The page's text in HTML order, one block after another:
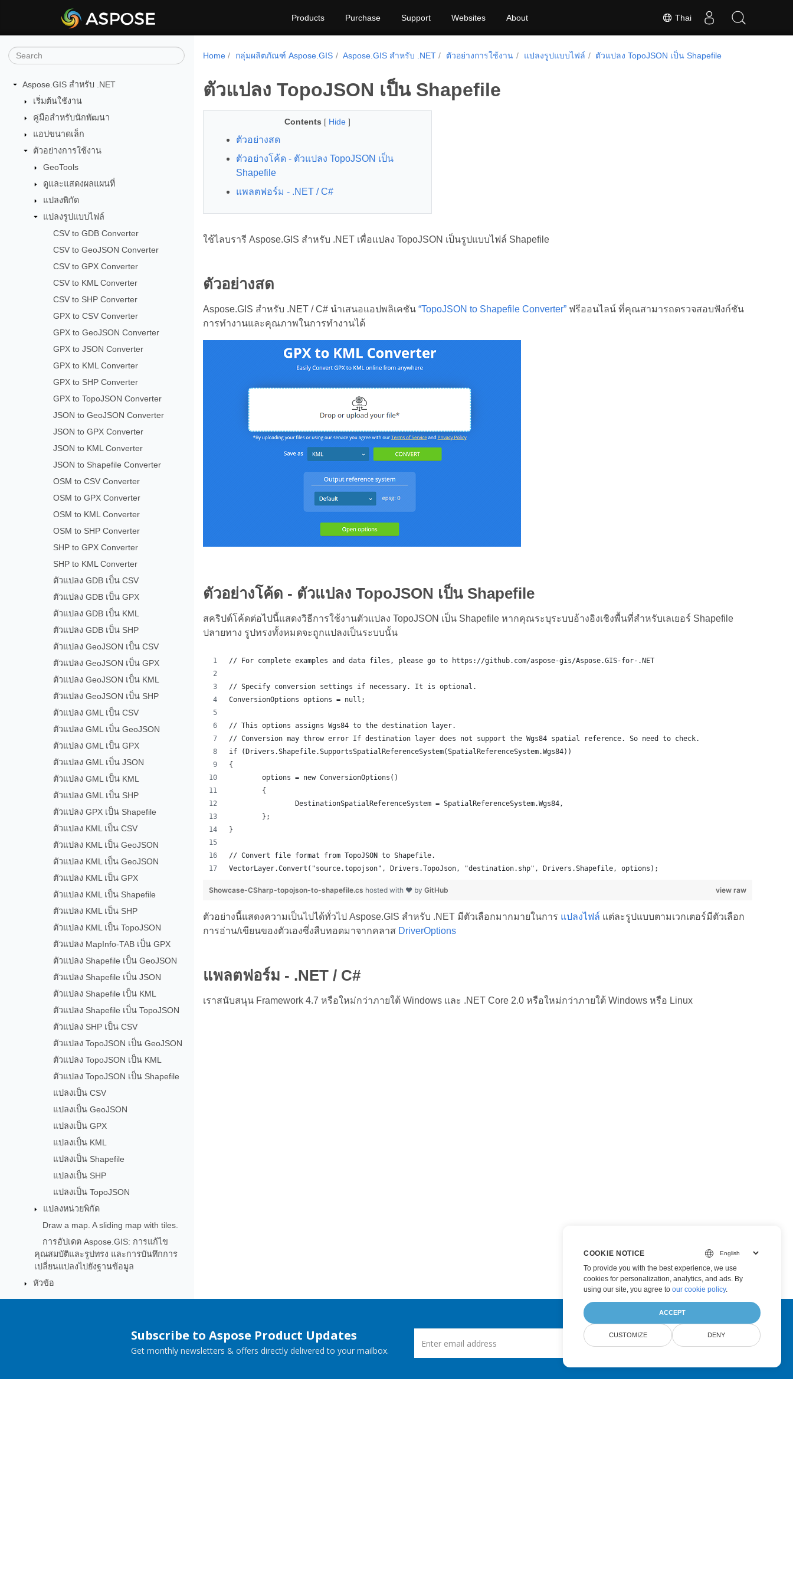
Thai
Products Purchase Support Websites About
Aspose.GIS สำหรับ .NET
เริ่มต้นใช้งาน
คู่มือสำหรับนักพัฒนา
แอปขนาดเล็ก
ตัวอย่างการใช้งาน
GeoTools
ดูและแสดงผลแผนที่
แปลงพิกัด
แปลงรูปแบบไฟล์
CSV to GDB Converter
CSV to GeoJSON Converter
CSV to GPX Converter
CSV to KML Converter
CSV to SHP Converter
GPX to CSV Converter
GPX to GeoJSON Converter
GPX to JSON Converter
GPX to KML Converter
GPX to SHP Converter
GPX to TopoJSON Converter
JSON to GeoJSON Converter
JSON to GPX Converter
JSON to KML Converter
JSON to Shapefile Converter
OSM to CSV Converter
OSM to GPX Converter
OSM to KML Converter
OSM to SHP Converter
SHP to GPX Converter
SHP to KML Converter
ตัวแปลง GDB เป็น CSV
ตัวแปลง GDB เป็น GPX
ตัวแปลง GDB เป็น KML
ตัวแปลง GDB เป็น SHP
ตัวแปลง GeoJSON เป็น CSV
ตัวแปลง GeoJSON เป็น GPX
ตัวแปลง GeoJSON เป็น KML
ตัวแปลง GeoJSON เป็น SHP
ตัวแปลง GML เป็น CSV
ตัวแปลง GML เป็น GeoJSON
ตัวแปลง GML เป็น GPX
ตัวแปลง GML เป็น JSON
ตัวแปลง GML เป็น KML
ตัวแปลง GML เป็น SHP
ตัวแปลง GPX เป็น Shapefile
ตัวแปลง KML เป็น CSV
ตัวแปลง KML เป็น GeoJSON
ตัวแปลง KML เป็น GeoJSON
ตัวแปลง KML เป็น GPX
ตัวแปลง KML เป็น Shapefile
ตัวแปลง KML เป็น SHP
ตัวแปลง KML เป็น TopoJSON
ตัวแปลง MapInfo-TAB เป็น GPX
ตัวแปลง Shapefile เป็น GeoJSON
ตัวแปลง Shapefile เป็น JSON
ตัวแปลง Shapefile เป็น KML
ตัวแปลง Shapefile เป็น TopoJSON
ตัวแปลง SHP เป็น CSV
ตัวแปลง TopoJSON เป็น GeoJSON
ตัวแปลง TopoJSON เป็น KML
ตัวแปลง TopoJSON เป็น Shapefile
แปลงเป็น CSV
แปลงเป็น GeoJSON
แปลงเป็น GPX
แปลงเป็น KML
แปลงเป็น Shapefile
แปลงเป็น SHP
แปลงเป็น TopoJSON
แปลงหน่วยพิกัด
Draw a map. A sliding map with tiles.
การอัปเดต Aspose.GIS: การแก้ไข
คุณสมบัติและรูปทรง และการบันทึกการ
เปลี่ยนแปลงไปยังฐานข้อมูล
หัวข้อ
Home กลุ่มผลิตภัณฑ์ Aspose.GIS Aspose.GIS สำหรับ .NET ตัวอย่างการใช้งาน แปลงรูปแบบไฟล์ ตัวแปลง TopoJSON เป็น Shapefile
ตัวแปลง TopoJSON เป็น Shapefile
Contents [ Hide ]
ตัวอย่างสด
ตัวอย่างโค้ด - ตัวแปลง TopoJSON เป็น
Shapefile
แพลตฟอร์ม - .NET / C#
ใช้ไลบรารี Aspose.GIS สำหรับ .NET เพื่อแปลง TopoJSON เป็นรูปแบบไฟล์ Shapefile
ตัวอย่างสด
Aspose.GIS สำหรับ .NET / C# นำเสนอแอปพลิเคชัน “TopoJSON to Shapefile Converter”ฟรีออนไลน์ ที่คุณสามารถตรวจสอบฟังก์ชัน
การทำงานและคุณภาพในการทำงานได้
ตัวอย่างโค้ด - ตัวแปลง TopoJSON เป็น Shapefile
สคริปต์โค้ดต่อไปนี้แสดงวิธีการใช้งานตัวแปลง TopoJSON เป็น Shapefile หากคุณระบุระบบอ้างอิงเชิงพื้นที่สำหรับเลเยอร์ Shapefile
ปลายทาง รูปทรงทั้งหมดจะถูกแปลงเป็นระบบนั้น
// For complete examples and data files, please go to https://github.com/aspose-gis/Aspose.GIS-for-.NET
// Specify conversion settings if necessary. It is optional.
ConversionOptions options = null;
// This options assigns Wgs84 to the destination layer.
// Conversion may throw error If destination layer does not support the Wgs84 spatial reference. So need to check.
if (Drivers.Shapefile.SupportsSpatialReferenceSystem(SpatialReferenceSystem.Wgs84))
{
	options = new ConversionOptions()
	{
		DestinationSpatialReferenceSystem = SpatialReferenceSystem.Wgs84,
	};
}
// Convert file format from TopoJSON to Shapefile.
VectorLayer.Convert("source.topojson", Drivers.TopoJson, "destination.shp", Drivers.Shapefile, options);
view raw
Showcase-CSharp-topojson-to-shapefile.cs hosted with ❤ by GitHub
ตัวอย่างนี้แสดงความเป็นไปได้ทั่วไป Aspose.GIS สำหรับ .NET มีตัวเลือกมากมายในการ แปลงไฟล์ แต่ละรูปแบบตามเวกเตอร์มีตัวเลือก
การอ่าน/เขียนของตัวเองซึ่งสืบทอดมาจากคลาส DriverOptions
แพลตฟอร์ม - .NET / C#
เราสนับสนุน Framework 4.7 หรือใหม่กว่าภายใต้ Windows และ .NET Core 2.0 หรือใหม่กว่าภายใต้ Windows หรือ Linux
Subscribe to Aspose Product Updates
Get monthly newsletters & offers directly delivered to your mailbox.
Submit
COOKIE NOTICE
To provide you with the best experience, we use
cookies for personalization, analytics, and ads. By
using our site, you agree to our cookie policy.
ACCEPT
CUSTOMIZE DENY